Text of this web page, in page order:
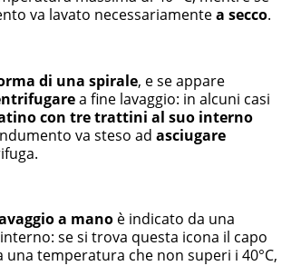
va lavato necessariamentea secco.
di una spirale, e se appare
a fine lavaggio: in alcuni casi
con tre trattini al suo interno
va steso ad asciugare
a mano è indicato da una
se si trova questa icona il capo
una temperatura che non superi i 40°C,